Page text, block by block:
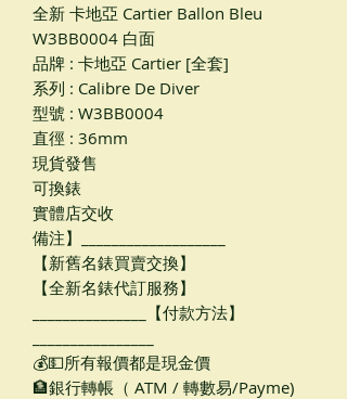
全新 卡地亞 Cartier Ballon Bleu
W3BB0004 白面
品牌 : 卡地亞 Cartier [全套]
系列 : Calibre De Diver
型號 : W3BB0004
直徑 : 36mm
現貨發售
可換錶
實體店交收
備注】___________________
【新舊名錶買賣交換】
【全新名錶代訂服務】
_______________【付款方法】
💰💵所有報價都是現金價
🏦銀行轉帳（ ATM / 轉數易/Payme)